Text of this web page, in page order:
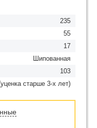
235
55
17
Шипованная
103
старше 3-х лет)